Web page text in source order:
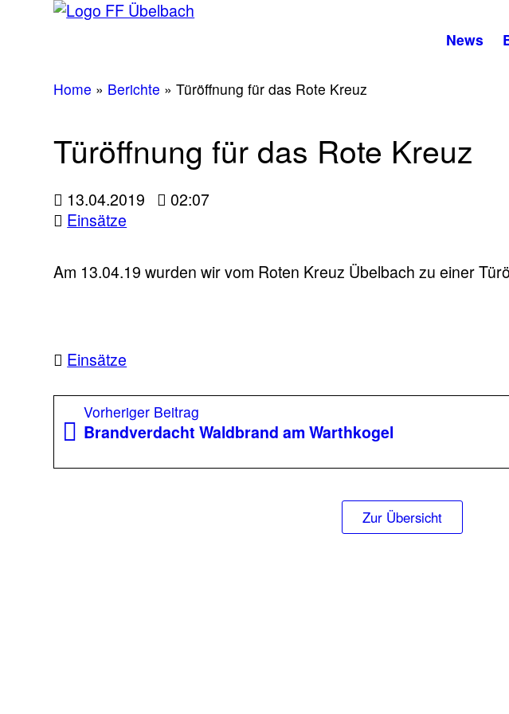
News
Home » Berichte »Türöffnung für das Rote Kreuz
Türöffnung für das Rote Kreuz
13.04.2019
02:07
Einsätze
Am 13.04.19 wurden wir vom Roten Kreuz Übelbach zu einer
Einsätze
Beitragsnavigation
Vorheriger BeitragVorheriger
Beitrag:
Brandverdacht Waldbrand am Warthkogel
Zur Übersicht